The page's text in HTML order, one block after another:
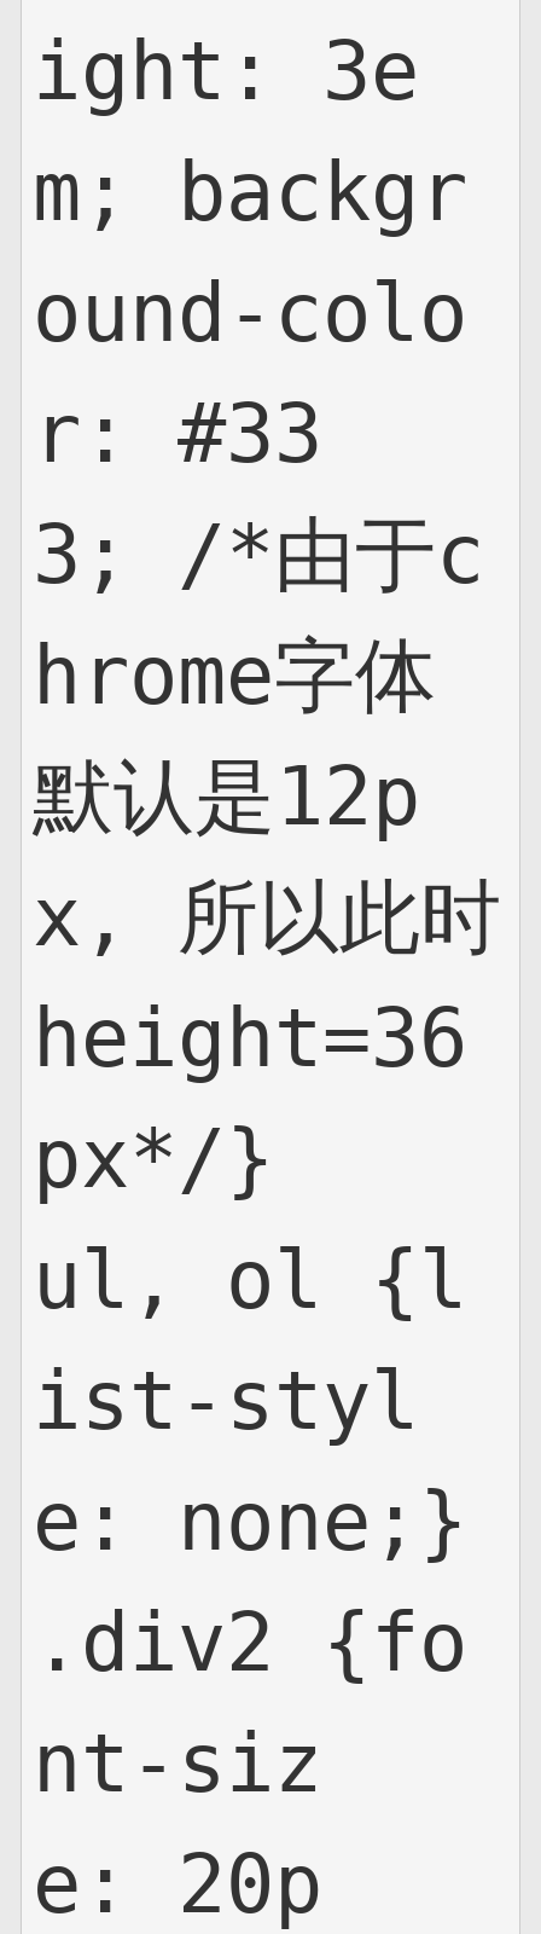
ight: 3e
m; backgr
ound-colo
r: #33
3; /*由于c
hrome字体
默认是12p
x, 所以此时
height=36
px*/}
ul, ol {l
ist-styl
e: none;}
.div2 {fo
nt-siz
e: 20p